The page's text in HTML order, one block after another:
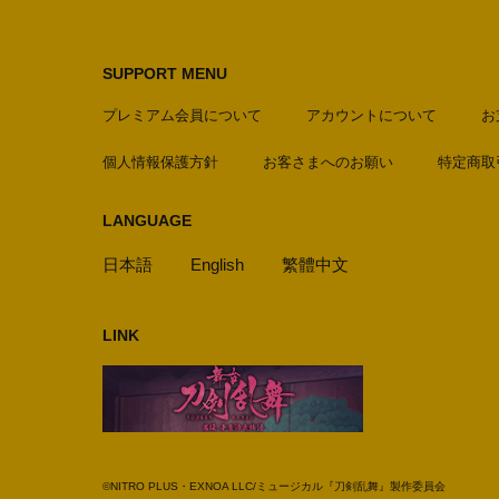
SUPPORT MENU
プレミアム会員について アカウントについて
個人情報保護方針 お客さまへのお願い 特定商
LANGUAGE
日本語 English 繁體中文
LINK
©NITRO PLUS・EXNOA LLC/ミュージカル『刀剣乱舞』製作委員会